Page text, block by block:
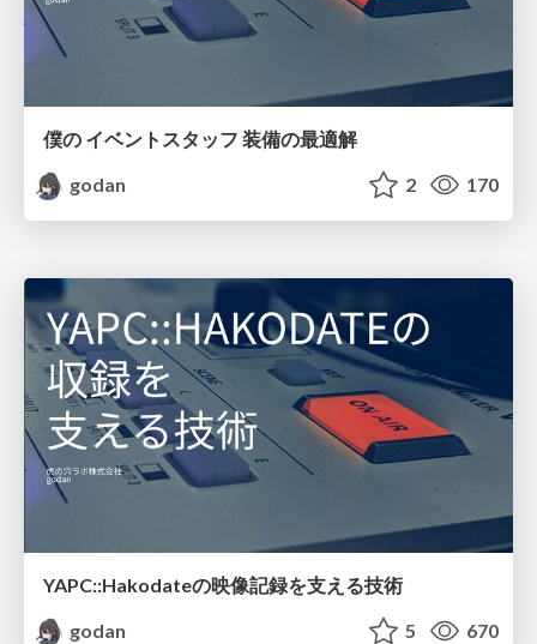
僕の イベントスタッフ 装備の最適解
godan
2 170
YAPC::Hakodateの映像記録を支える技術
godan
5 670